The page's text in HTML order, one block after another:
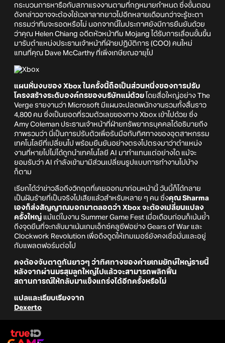
กระบวนการหารือกับสภาแรงงานตามที่กฎหมายกำหนด ซึ่งขั้นตอน
ดังกล่าวอาจจะต้องใช้เวลาลากยาวไปอีกหลายเดือนกว่าจะรู้ชะตา
กรรมว่าทีมจะรอดหรือไม่ นอกจากนี้ในประกาศยังมีการยืนยันด้วย
ว่าคุณ Helen Chiang อดีตหัวหน้าทีม Mojang ได้รับการเลื่อนขั้นขึ้น
มารับตำแหน่งประธานเจ้าหน้าที่ฝ่ายปฏิบัติการ (COO) คนใหม่
แทนที่คุณ Dave McCarthy ที่เพิ่งเกษียณอายุไป
แผนหั่นงบของ Xbox ในครั้งนี้ถือเป็นส่วนหนึ่งของการปรับ
โครงสร้างระดับองค์กรของบริษัทแม่ด้วย โดยสื่อใหญ่อย่าง The
Verge รายงานว่า Microsoft มีแผนจะปลดพนักงานรวมทั้งสิ้นราว
4,800 คน ซึ่งเป็นยอดที่รวมตัวเลขของทาง Xbox เข้าไปด้วย ซึ่ง
Amy Coleman ประธานเจ้าหน้าที่ฝ่ายทรัพยากรบุคคลได้อธิบายถึง
ภาพรวมว่า นี่เป็นการปรับตัวเพื่อรับมือกับทิศทางของอุตสาหกรรม
เทคโนโลยีที่เปลี่ยนไป พร้อมยืนยันอย่างตรงไปตรงมาว่าตำแหน่ง
งานที่หายไปไม่ได้ถูกนำเทคโนโลยี AI มาทำแทนแต่อย่างใด แม้จะ
ยอมรับว่า AI กำลังเข้ามามีส่วนเปลี่ยนรูปแบบการทำงานไปบ้าง
ก็ตาม
เรียกได้ว่าข่าวลือถึงวิกฤตที่เคยออกมาก่อนหน้านี้ วันนี้ก็ได้กลาย
เป็นฝันร้ายที่เป็นจริงไปเสียแล้วสำหรับหลาย ๆ คน ซึ่งคุณ Sharma
เองก็ส่งสัญญาณบอกมาตลอดว่า Xbox จะต้องเปลี่ยนแปลง
ครั้งใหญ่ แม้แต่ในงาน Summer Game Fest เมื่อเดือนก่อนก็เน้นย้ำ
ถึงจุดยืนที่จะกลับมาเน้นเกมเอ็กซ์คลูซีฟอย่าง Gears of War และ
Clockwork Revolution เพื่อดึงดูดให้เกมเมอร์ยังคงเชื่อมั่นและอยู่
กับแพลตฟอร์มต่อไป
คงต้องจับตาดูกันยาวๆ ว่าทิศทางของค่ายเกมยักษ์ใหญ่รายนี้
หลังจากผ่านมรสุมลูกใหญ่ไปแล้วจะสามารถพลิกฟื้น
สถานการณ์ให้กลับมาแข็งแกร่งได้อีกครั้งหรือไม่
แปลและเรียบเรียงจาก
Dexerto